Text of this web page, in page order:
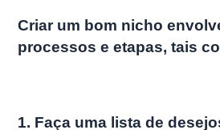
Criar um bom nicho
processos e etapas, tais
1. Faça uma lista de